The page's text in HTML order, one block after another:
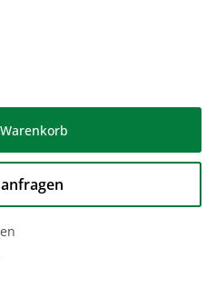
den gewünschten